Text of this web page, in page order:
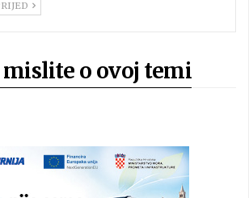
mislite o ovoj temi